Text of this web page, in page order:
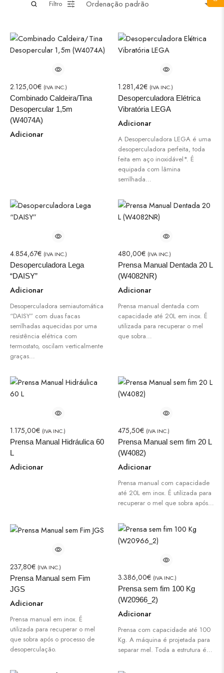
Filtro
2.125,00€ (IVA INC.)
Combinado Caldeira/Tina
Desopercular 1,5m
(W4074A)
Adicionar
1.281,42€ (IVA INC.)
Desoperculadora Elétrica
Vibratória LEGA
Adicionar
A Desoperculadora LEGA é uma
desoperculadora perfeita, toda
feita em aço inoxidável*. É
equipada com lâmina
serrilhada…
4.854,67€ (IVA INC.)
Desoperculadora Lega
“DAISY”
Adicionar
Desoperculadora semiautomática
“DAISY” com duas facas
serrilhadas aquecidas por uma
resistência elétrica com
termostato, oscilam verticalmente
graças…
480,00€ (IVA INC.)
Prensa Manual Dentada 20 L
(W4082NR)
Adicionar
Prensa manual dentada com
capacidade até 20L em inox. É
utilizada para recuperar o mel
que sobra…
1.175,00€ (IVA INC.)
Prensa Manual Hidráulica 60
L
Adicionar
475,50€ (IVA INC.)
Prensa Manual sem fim 20 L
(W4082)
Adicionar
Prensa manual com capacidade
até 20L em inox. É utilizada para
recuperar o mel que sobra após…
237,80€ (IVA INC.)
Prensa Manual sem Fim
JGS
Adicionar
Prensa manual em inox. É
utilizada para recuperar o mel
que sobra após o processo de
desoperculação.
3.386,00€ (IVA INC.)
Prensa sem fim 100 Kg
(W20966_2)
Adicionar
Prensa com capacidade até 100
Kg. A máquina é projetada para
separar mel. Toda a estrutura é…